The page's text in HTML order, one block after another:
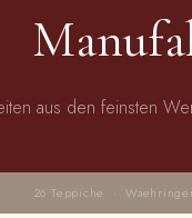
aus den feinsten
26 Teppiche ·